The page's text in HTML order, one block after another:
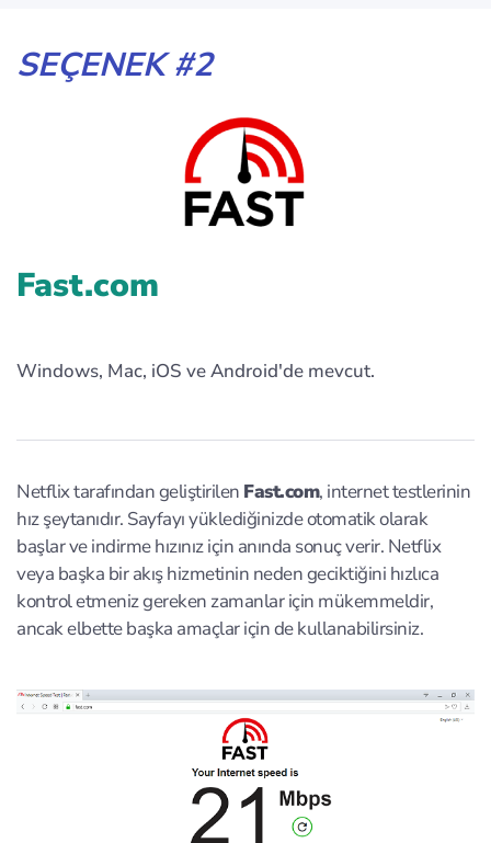
SEÇENEK #2
Fast.com
Windows, Mac, iOS ve Android'de mevcut.
Netflix tarafından geliştirilen Fast.com, internet testlerinin
hız şeytanıdır. Sayfayı yüklediğinizde otomatik olarak
başlar ve indirme hızınız için anında sonuç verir. Netflix
veya başka bir akış hizmetinin neden geciktiğini hızlıca
kontrol etmeniz gereken zamanlar için mükemmeldir,
ancak elbette başka amaçlar için de kullanabilirsiniz.